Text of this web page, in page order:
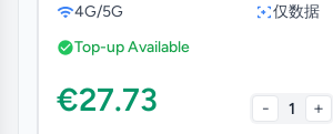
4G/5G
仅数据
Top-up Available
€27.73 - 1 +